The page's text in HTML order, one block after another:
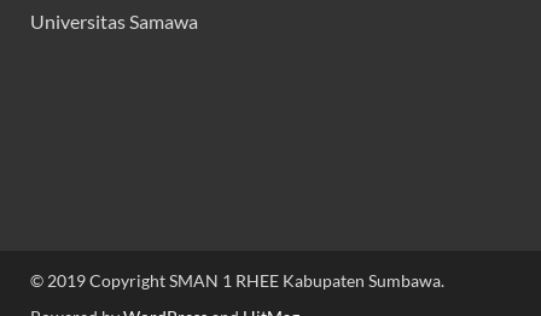
Universitas Samawa
© 2019 Copyright SMAN 1 RHEE Kabupaten Sumbawa.